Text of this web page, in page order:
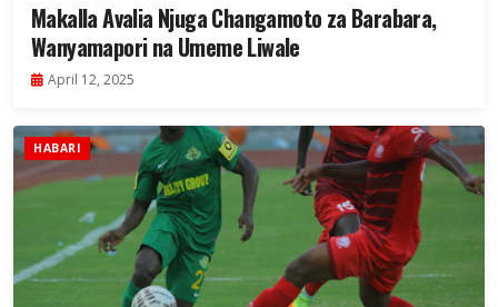
Makalla Avalia Njuga Changamoto za Barabara,
Wanyamapori na Umeme Liwale
April 12, 2025
HABARI